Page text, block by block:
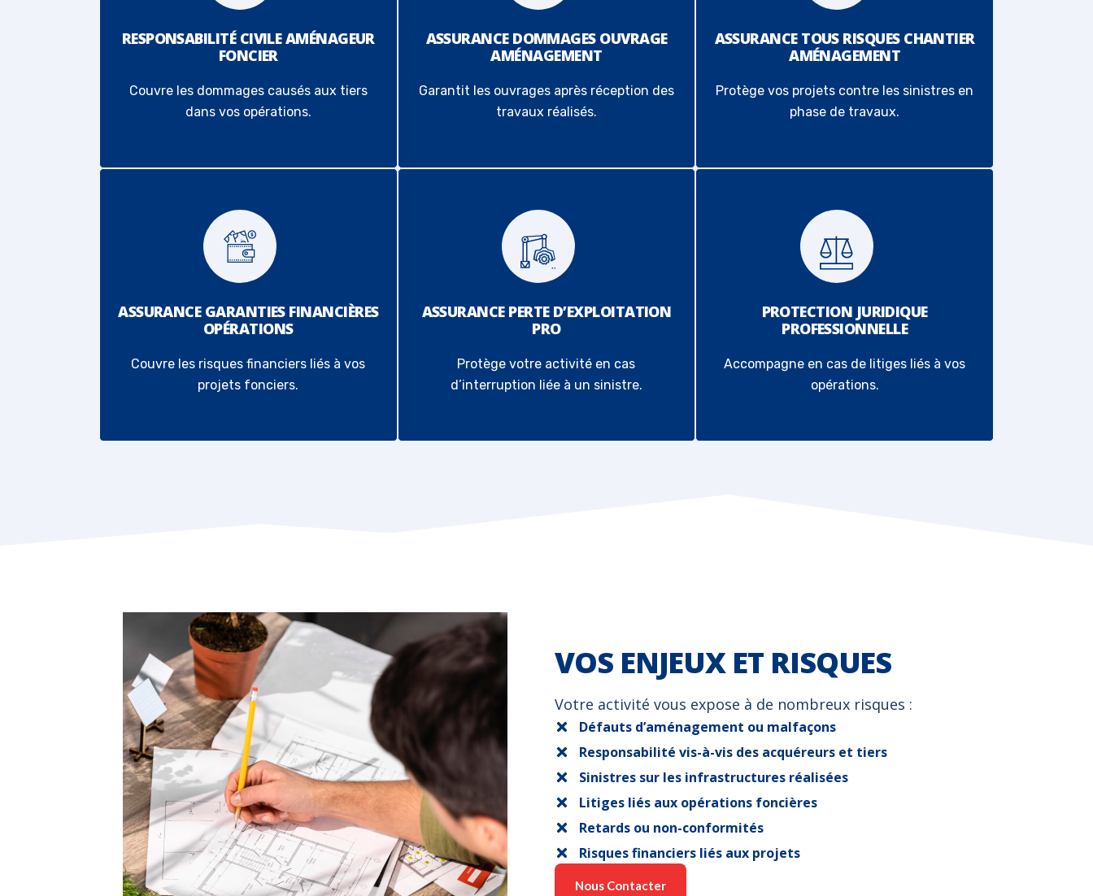
RESPONSABILITÉ CIVILE AMÉNAGEUR
FONCIER
Couvre les dommages causés aux tiers
dans vos opérations.
ASSURANCE DOMMAGES OUVRAGE
AMÉNAGEMENT
Garantit les ouvrages après réception des
travaux réalisés.
ASSURANCE TOUS RISQUES CHANTIER
AMÉNAGEMENT
Protège vos projets contre les sinistres en
phase de travaux.
ASSURANCE GARANTIES FINANCIÈRES
OPÉRATIONS
Couvre les risques financiers liés à vos
projets fonciers.
ASSURANCE PERTE D’EXPLOITATION
PRO
Protège votre activité en cas
d’interruption liée à un sinistre.
PROTECTION JURIDIQUE
PROFESSIONNELLE
Accompagne en cas de litiges liés à vos
opérations.
VOS ENJEUX ET RISQUES VOS ENJEUX ET RISQUES
Votre activité vous expose à de nombreux risques :
Défauts d’aménagement ou malfaçons
Responsabilité vis-à-vis des acquéreurs et tiers
Sinistres sur les infrastructures réalisées
Litiges liés aux opérations foncières
Retards ou non-conformités
Risques financiers liés aux projets
Nous Contacter